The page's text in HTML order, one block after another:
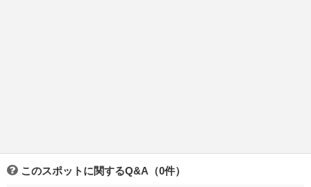
このスポットに関するQ&A（0件）